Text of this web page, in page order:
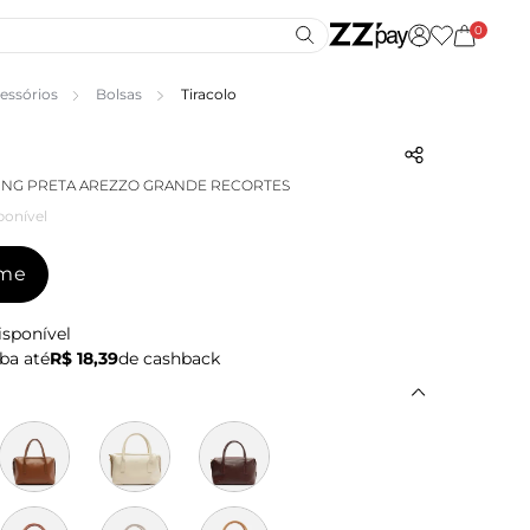
0
Bolsas Tiracolo
PRETA AREZZO GRANDE RECORTES
atéR$ 18,39de cashback